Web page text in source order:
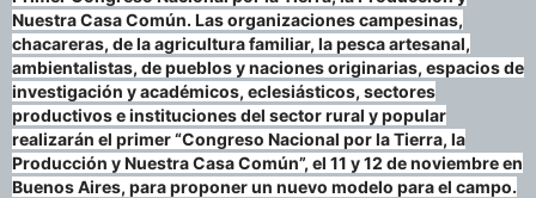
Nuestra Casa Común. Las organizaciones campesinas,
chacareras, de la agricultura familiar, la pesca artesanal,
ambientalistas, de pueblos y naciones originarias, espacios de
investigación y académicos, eclesiásticos, sectores
productivos e instituciones del sector rural y popular
realizarán el primer “Congreso Nacional por la Tierra, la
Producción y Nuestra Casa Común”, el 11 y 12 de noviembre en
Buenos Aires, para proponer un nuevo modelo para el campo.